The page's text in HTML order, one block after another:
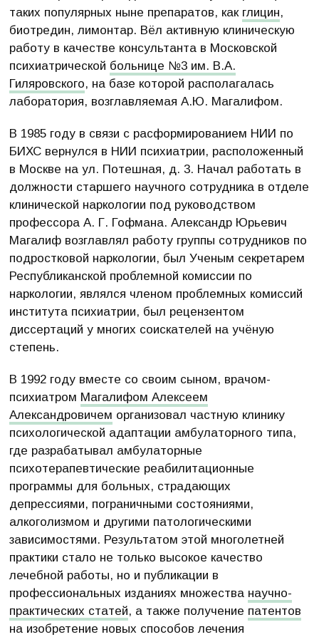
таких популярных ныне препаратов, как глицин,
биотредин, лимонтар. Вёл активную клиническую
работу в качестве консультанта в Московской
психиатрической больнице №3 им. В.А.
Гиляровского, на базе которой располагалась
лаборатория, возглавляемая А.Ю. Магалифом.
В 1985 году в связи с расформированием НИИ по
БИХС вернулся в НИИ психиатрии, расположенный
в Москве на ул. Потешная, д. 3. Начал работать в
должности старшего научного сотрудника в отделе
клинической наркологии под руководством
профессора А. Г. Гофмана. Александр Юрьевич
Магалиф возглавлял работу группы сотрудников по
подростковой наркологии, был Ученым секретарем
Республиканской проблемной комиссии по
наркологии, являлся членом проблемных комиссий
института психиатрии, был рецензентом
диссертаций у многих соискателей на учёную
степень.
В 1992 году вместе со своим сыном, врачом-
психиатром Магалифом Алексеем
Александровичем организовал частную клинику
психологической адаптации амбулаторного типа,
где разрабатывал амбулаторные
психотерапевтические реабилитационные
программы для больных, страдающих
депрессиями, пограничными состояниями,
алкоголизмом и другими патологическими
зависимостями. Результатом этой многолетней
практики стало не только высокое качество
лечебной работы, но и публикации в
профессиональных изданиях множества научно-
практических статей, а также получение патентов
на изобретение новых способов лечения